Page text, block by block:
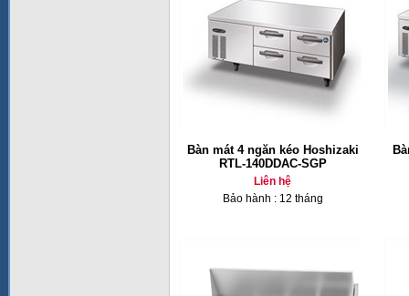
Bàn mát 4 ngăn kéo Hoshizaki
RTL-140DDAC-SGP
Liên hệ
Bảo hành : 12 tháng